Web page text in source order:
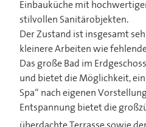
Einbauküche mit
stilvollen Sanitärobjekten.
Der Zustand ist insgesamt
kleinere Arbeiten wie
Das große Bad im
und bietet die Möglichkeit,
Spa“ nach eigenen
Entspannung bietet die